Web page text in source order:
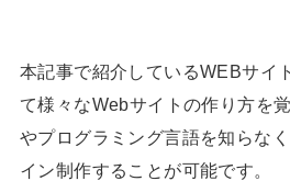
本記事で紹介しているWEBサイ
て様々なWebサイトの作り方を
やプログラミング言語を知らな
イン制作することが可能です。